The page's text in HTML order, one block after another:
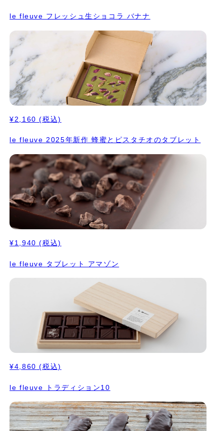
le fleuve フレッシュ生ショコラ バナナ
¥2,160 (税込)
le fleuve 2025年新作 蜂蜜とピスタチオのタブレット
¥1,940 (税込)
le fleuve タブレット アマゾン
¥4,860 (税込)
le fleuve トラディション10